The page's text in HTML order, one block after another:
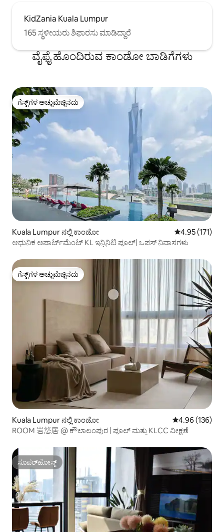
KidZania Kuala Lumpur
165 ಸ್ಥಳೀಯರು ಶಿಫಾರಸು ಮಾಡಿದ್ದಾರೆ
ವೈಫೈ ಹೊಂದಿರುವ ಕಾಂಡೋ ಬಾಡಿಗೆಗಳು
ಗೆಸ್ಟ್‌ಗಳ ಅಚ್ಚುಮೆಚ್ಚಿನದು
ಗೆಸ್ಟ್‌ಗಳ ಅಚ್ಚುಮೆಚ್ಚಿನದು
Kuala Lumpur ನಲ್ಲಿ ಕಾಂಡೋ 5 ರಲ್ಲಿ 4.95
4.95 (171)
ಆಧುನಿಕ ಅಪಾರ್ಟ್‌ಮೆಂಟ್ KL ಇನ್ಫಿನಿಟಿ ಪೂಲ್| ಒಪಸ್ ನಿವಾಸಗಳು
ಗೆಸ್ಟ್‌ಗಳ ಅಚ್ಚುಮೆಚ್ಚಿನದು
ಗೆಸ್ಟ್‌ಗಳ ಅಚ್ಚುಮೆಚ್ಚಿನದು
Kuala Lumpur ನಲ್ಲಿ ಕಾಂಡೋ 5 ರಲ್ಲಿ 4.96
4.96 (136)
ROOM 岩悠居 @ ಕೌಲಾಲಂಪುರ | ಪೂಲ್ ಮತ್ತು KLCC ವೀಕ್ಷಣೆ
ಸೂಪರ್‌ಹೋಸ್ಟ್
ಸೂಪರ್‌ಹೋಸ್ಟ್